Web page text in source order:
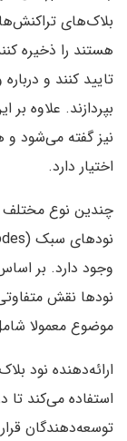
بلاک‌های
هستند را ذخیره
تایید کنند و
نیز گفته می‌شود و
اختیار دارد.
وجود دارد. بر
نودها نقش
موضوع معمولا
استفاده می‌کند تا
توسعه‌دهندگان